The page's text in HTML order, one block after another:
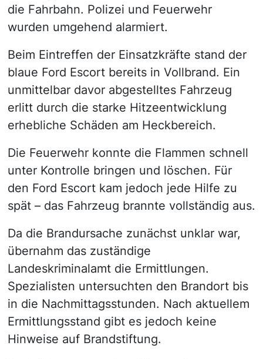
die Fahrbahn. Polizei und Feuerwehr
wurden umgehend alarmiert.
Beim Eintreffen der Einsatzkräfte stand der
blaue Ford Escort bereits in Vollbrand. Ein
unmittelbar davor abgestelltes Fahrzeug
erlitt durch die starke Hitzeentwicklung
erhebliche Schäden am Heckbereich.
Die Feuerwehr konnte die Flammen schnell
unter Kontrolle bringen und löschen. Für
den Ford Escort kam jedoch jede Hilfe zu
spät – das Fahrzeug brannte vollständig aus.
Da die Brandursache zunächst unklar war,
übernahm das zuständige
Landeskriminalamt die Ermittlungen.
Spezialisten untersuchten den Brandort bis
in die Nachmittagsstunden. Nach aktuellem
Ermittlungsstand gibt es jedoch keine
Hinweise auf Brandstiftung.